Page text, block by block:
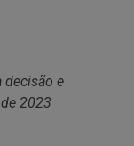
decisão e
2023